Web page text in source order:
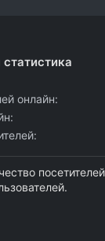
онлайн